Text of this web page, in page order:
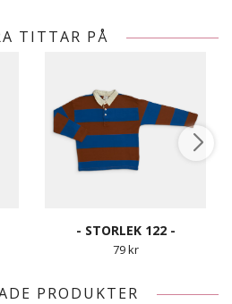
TITTAR PÅ
- STORLEK 122 -
79 kr
PRODUKTER